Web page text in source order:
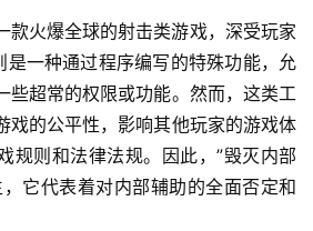
款火爆全球的射击类游戏，深受玩家
是一种通过程序编写的特殊功能，允
些超常的权限或功能。然而，这类工
戏的公平性，影响其他玩家的游戏体
规则和法律法规。因此，”毁灭内部
它代表着对内部辅助的全面否定和